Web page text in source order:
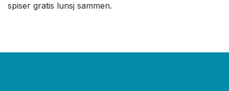
spiser gratis lunsj sammen.